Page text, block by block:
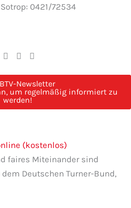
0421/72534
Newsletter
um regelmäßig informiert zu
werden!
(kostenlos)
faires Miteinander sind
Deutschen Turner-Bund,